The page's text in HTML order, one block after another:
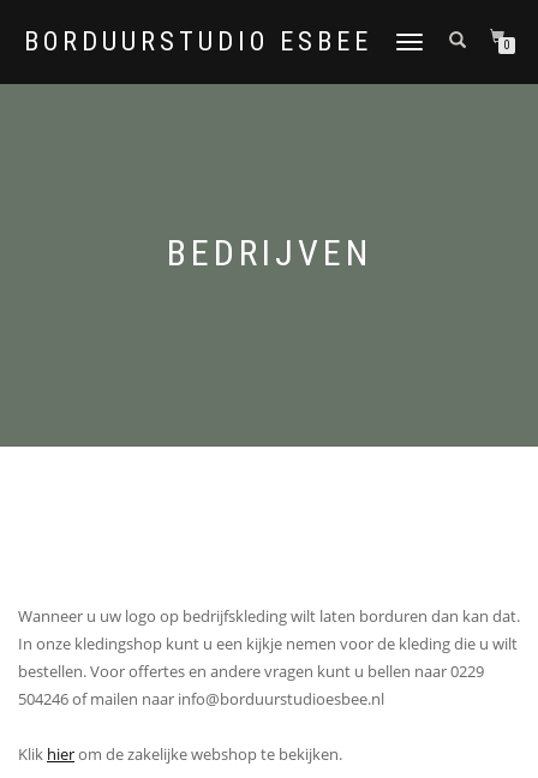
BORDUURSTUDIO ESBEE
TOGGLE
0
BEDRIJVEN
Wanneer u uw logo op bedrijfskleding wilt laten borduren dan kan dat.
In onze kledingshop kunt u een kijkje nemen voor de kleding die u wilt
bestellen. Voor offertes en andere vragen kunt u bellen naar 0229
504246 of mailen naar info@borduurstudioesbee.nl
Klik hierom de zakelijke webshop te bekijken.